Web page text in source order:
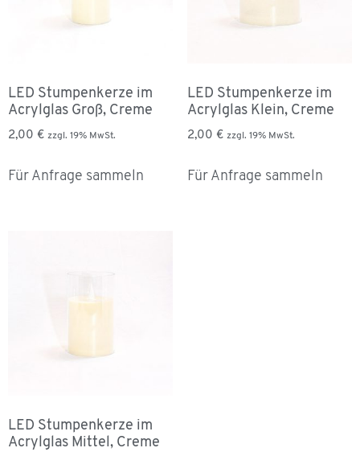
LED Stumpenkerze im
Acrylglas Groß, Creme
2,00 € zzgl. 19% MwSt.
Für Anfrage sammeln
LED Stumpenkerze im
Acrylglas Klein, Creme
2,00 € zzgl. 19% MwSt.
Für Anfrage sammeln
LED Stumpenkerze im
Acrylglas Mittel, Creme